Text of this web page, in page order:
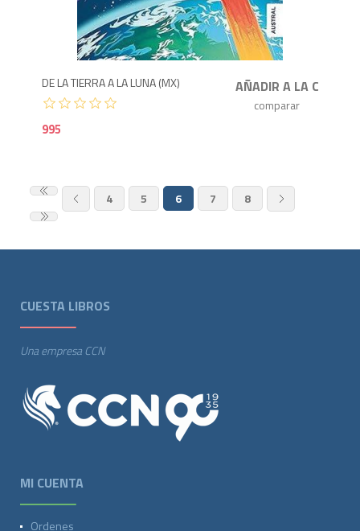
DE LA TIERRA A LA LUNA (MX)
995
4 5 6 7 8
CUESTA LIBROS
Una empresa CCN
MI CUENTA
Ordenes